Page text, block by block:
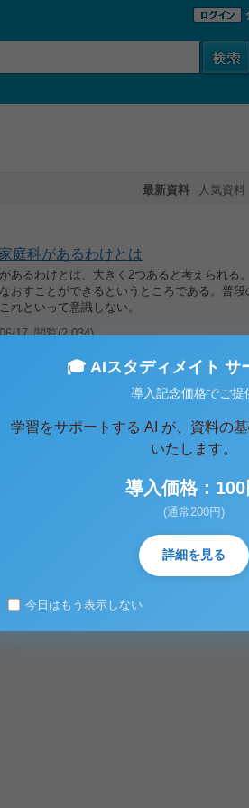
最新資料 人気資料
庭科があるわけとは
あるわけとは、大きく2つあると考えられる
おすことができるというところである。普
れといって意識しない。
17 閲覧(2,034)
検索
🎓 AIスタディメイト サ
導入記念価格でご提
学習をサポートする AI が、資料の
いたします。
導入価格：100
(通常200円)
詳細を見る
今日はもう表示しない